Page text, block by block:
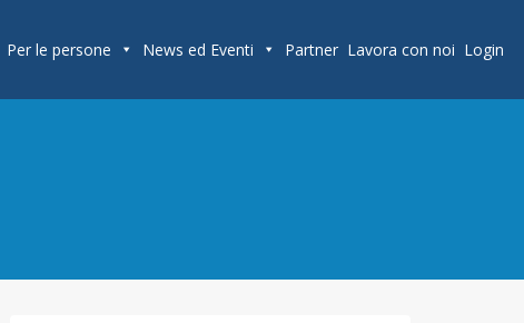
Per le persone News ed Eventi Partner Lavora con noi Login